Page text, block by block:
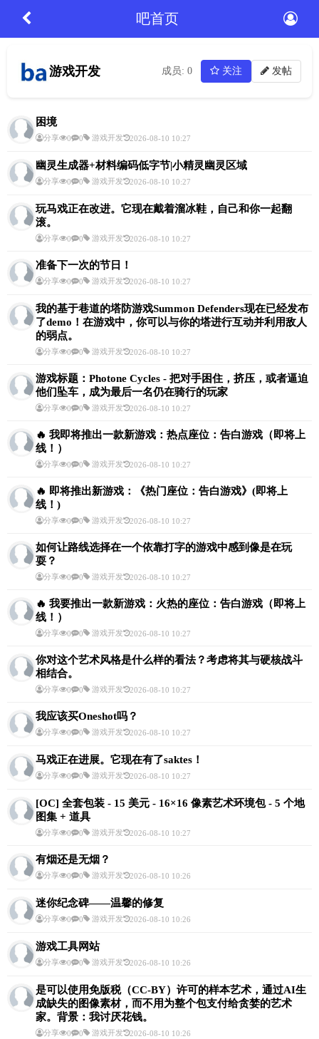
吧首页
游戏开发 成员: 0 关注 发帖
困境
分享 0 0 游戏开发 2026-08-10 10:27
幽灵生成器+材料编码低字节|小精灵幽灵区域
分享 0 0 游戏开发 2026-08-10 10:27
玩马戏正在改进。它现在戴着溜冰鞋，自己和你一起翻
滚。
分享 0 0 游戏开发 2026-08-10 10:27
准备下一次的节日！
分享 0 0 游戏开发 2026-08-10 10:27
我的基于巷道的塔防游戏Summon Defenders现在已经发布
了demo！在游戏中，你可以与你的塔进行互动并利用敌人
的弱点。
分享 0 0 游戏开发 2026-08-10 10:27
游戏标题：Photone Cycles - 把对手困住，挤压，或者逼迫
他们坠车，成为最后一名仍在骑行的玩家
分享 0 0 游戏开发 2026-08-10 10:27
🔥 我即将推出一款新游戏：热点座位：告白游戏（即将上
线！）
分享 0 0 游戏开发 2026-08-10 10:27
🔥 即将推出新游戏：《热门座位：告白游戏》(即将上
线！)
分享 0 0 游戏开发 2026-08-10 10:27
如何让路线选择在一个依靠打字的游戏中感到像是在玩
耍？
分享 0 0 游戏开发 2026-08-10 10:27
🔥 我要推出一款新游戏：火热的座位：告白游戏（即将上
线！）
分享 0 0 游戏开发 2026-08-10 10:27
你对这个艺术风格是什么样的看法？考虑将其与硬核战斗
相结合。
分享 0 0 游戏开发 2026-08-10 10:27
我应该买Oneshot吗？
分享 0 0 游戏开发 2026-08-10 10:27
马戏正在进展。它现在有了saktes！
分享 0 0 游戏开发 2026-08-10 10:27
[OC] 全套包装 - 15 美元 - 16×16 像素艺术环境包 - 5 个地
图集 + 道具
分享 0 0 游戏开发 2026-08-10 10:27
有烟还是无烟？
分享 0 0 游戏开发 2026-08-10 10:26
迷你纪念碑——温馨的修复
分享 0 0 游戏开发 2026-08-10 10:26
游戏工具网站
分享 0 0 游戏开发 2026-08-10 10:26
是可以使用免版税（CC-BY）许可的样本艺术，通过AI生
成缺失的图像素材，而不用为整个包支付给贪婪的艺术
家。背景：我讨厌花钱。
分享 0 0 游戏开发 2026-08-10 10:26